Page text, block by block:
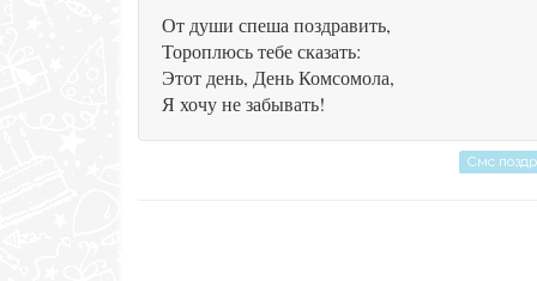
От души спеша поздравить,
Тороплюсь тебе сказать:
Этот день, День Комсомола,
Я хочу не забывать!
Смс